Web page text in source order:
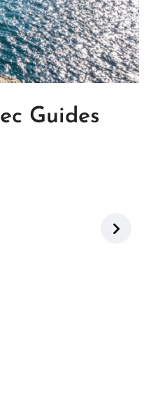
Guides